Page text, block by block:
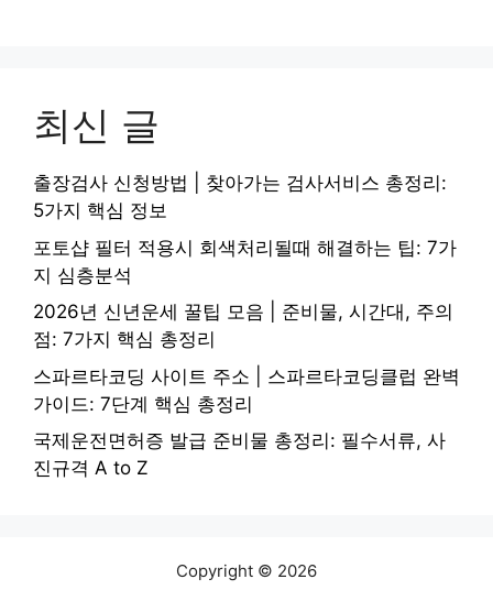
최신 글
출장검사 신청방법 | 찾아가는 검사서비스 총정리:
5가지 핵심 정보
포토샵 필터 적용시 회색처리될때 해결하는 팁: 7가
지 심층분석
2026년 신년운세 꿀팁 모음 | 준비물, 시간대, 주의
점: 7가지 핵심 총정리
스파르타코딩 사이트 주소 | 스파르타코딩클럽 완벽
가이드: 7단계 핵심 총정리
국제운전면허증 발급 준비물 총정리: 필수서류, 사
진규격 A to Z
Copyright © 2026